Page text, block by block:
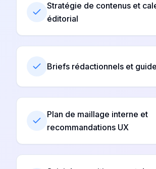
Stratégie de contenus et
éditorial
Briefs rédactionnels et
Plan de maillage interne et
recommandations UX